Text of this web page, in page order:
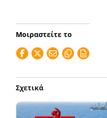
Μοιραστείτε το
Σχετικά